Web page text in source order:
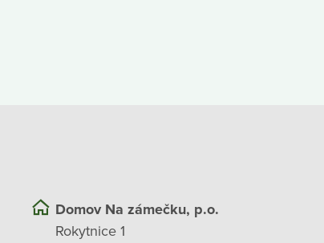
Domov Na zámečku, p.o.
Rokytnice 1